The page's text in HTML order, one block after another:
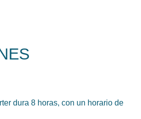
dura 8 horas, con un horario de